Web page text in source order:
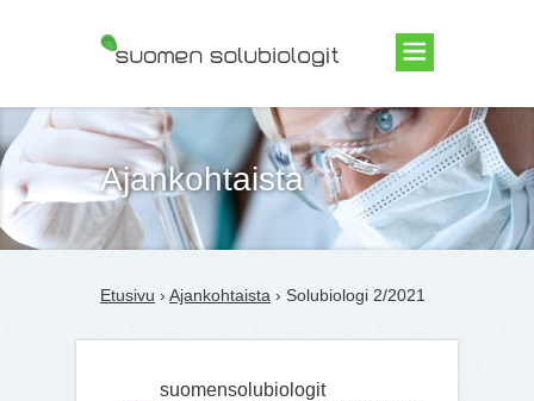
Suomen Solubiologit ry
Ajankohtaista
Etusivu › Ajankohtaista › Solubiologi 2/2021
suomensolubiologit